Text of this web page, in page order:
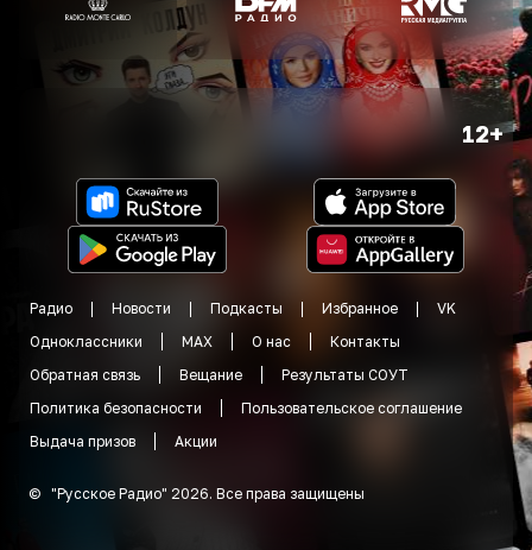
12+
Радио Новости Подкасты Избранное
VK
Одноклассники
MAX О нас
Контакты
Обратная связь
Вещание
Результаты СОУТ
Политика безопасности
Пользовательское соглашение
Выдача призов
Акции
© "Русское Радио" 2026. Все права защищены